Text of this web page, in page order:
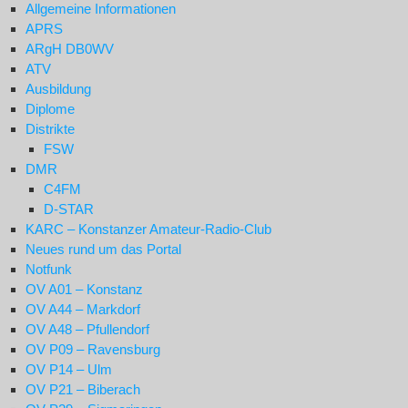
Allgemeine Informationen
APRS
ARgH DB0WV
ATV
Ausbildung
Diplome
Distrikte
FSW
DMR
C4FM
D-STAR
KARC – Konstanzer Amateur-Radio-Club
Neues rund um das Portal
Notfunk
OV A01 – Konstanz
OV A44 – Markdorf
OV A48 – Pfullendorf
OV P09 – Ravensburg
OV P14 – Ulm
OV P21 – Biberach